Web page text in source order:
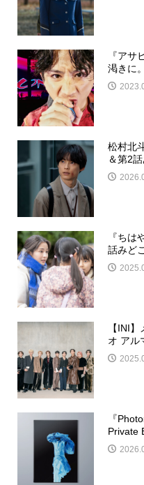
『アサ
渇きに
松村北
＆第2話
『ちは
話みど
【INI
オ アル
『
Private